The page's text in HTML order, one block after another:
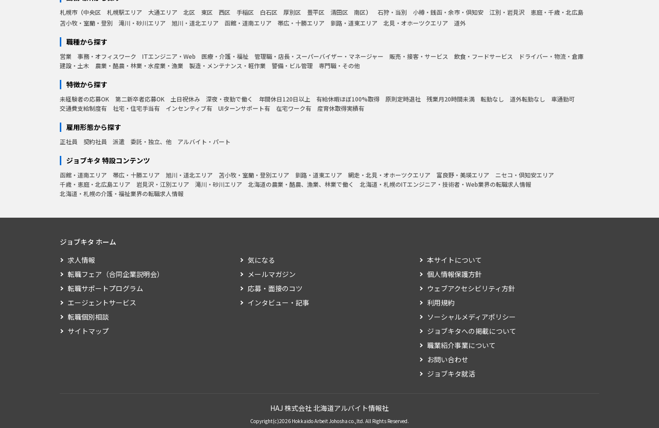
札幌市 中央区 札幌駅エリア 大通エリア 北区 東区 西区 手稲区 白石区 厚別区 豊平区 清田区 南区 石狩・当別 小樽・銭函・余市・倶知安 江別・岩見沢
恵庭・千歳・北広島
苫小牧・室蘭・登別
滝川・砂川エリア 旭川・道北エリア 函館・道南エリア 帯広・十勝エリア 釧路・道東エリア 北見・オホーツクエリア 道外
職種から探す
営業 事務・オフィスワーク ITエンジニア・Web 医療・介護・福祉 管理職・店長・スーパーバイザー・マネージャー 販売・接客・サービス 飲食・フードサービス
ドライバー・物流・倉庫
建設・土木
農業・酪農・林業・水産業・漁業 製造・メンテナンス・軽作業 警備・ビル管理 専門職・その他
特徴から探す
未経験者の応募OK 第二新卒者応募OK 土日祝休み 深夜・夜勤で働く 年間休日120日以上 有給休暇ほぼ100%取得 原則定時退社 残業月20時間未満 転勤なし 道外転勤なし
車通勤可
交通費支給制度有
社宅・住宅手当有 インセンティブ有 UIターンサポート有 在宅ワーク有 産育休取得実績有
雇用形態から探す
正社員 契約社員 派遣 委託・独立、他 アルバイト・パート
ジョブキタ 特設コンテンツ
函館・道南エリア 帯広・十勝エリア 旭川・道北エリア 苫小牧・室蘭・登別エリア 釧路・道東エリア 網走・北見・オホーツクエリア 富良野・美瑛エリア
ニセコ・倶知安エリア
千歳・恵庭・北広島エリア
岩見沢・江別エリア 滝川・砂川エリア 北海道の農業・酪農、漁業、林業で働く
北海道・札幌のITエンジニア・技術者・Web業界の転職求人情報
北海道・札幌の介護・福祉業界の転職求人情報
ジョブキタ ホーム
求人情報
転職フェア（合同企業説明会）
転職サポートプログラム
エージェントサービス
転職個別相談
サイトマップ
気になる
メールマガジン
応募・面接のコツ
インタビュー・記事
本サイトについて
個人情報保護方針
ウェブアクセシビリティ方針
利用規約
ソーシャルメディアポリシー
ジョブキタへの掲載について
職業紹介事業について
お問い合わせ
ジョブキタ就活
HAJ 株式会社 北海道アルバイト情報社
Copyright(c)2026 Hokkaido Arbeit Johosha co.,ltd. All Rights Reserved.